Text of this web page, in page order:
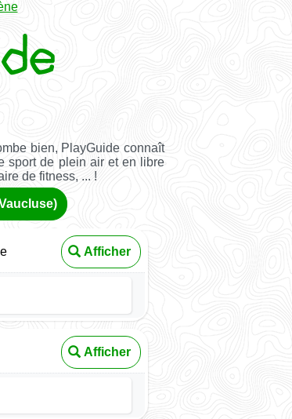
bien, PlayGuide connaît
sport de plein air et en libre
de fitness, ... !
Afficher
Afficher